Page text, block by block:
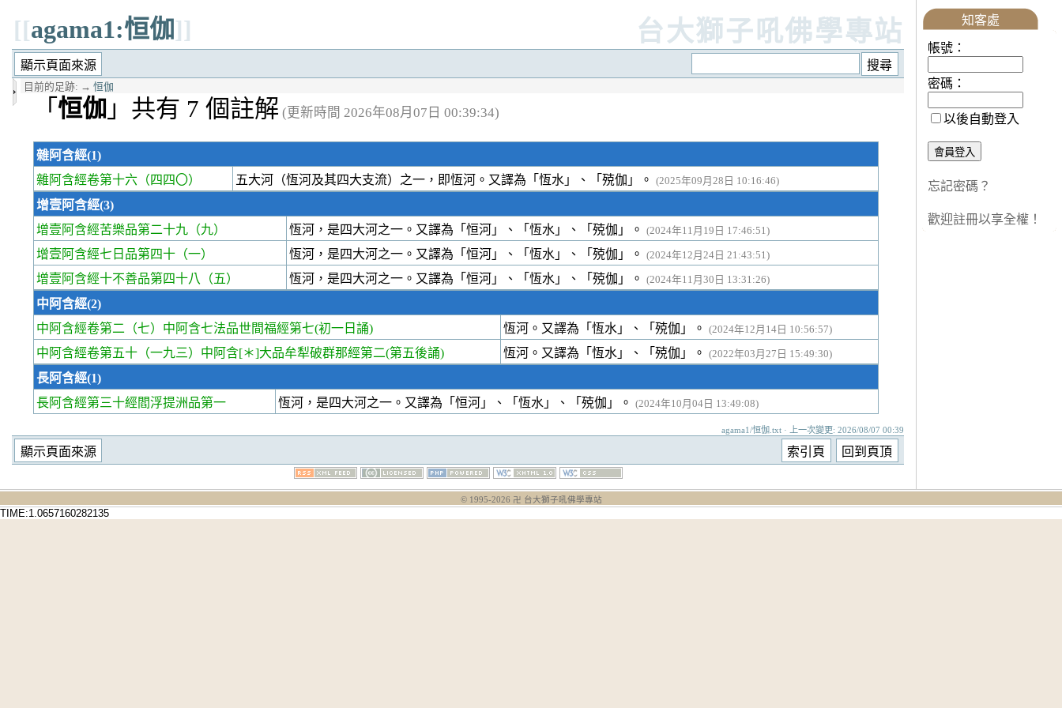
[[agama1:恒伽]] 台大獅子吼佛學專站
目前的足跡: → 恒伽
「 恒伽 」共有 7 個註解 (更新時間 2026年08月07日 00:39:34)
雜阿含經(1)
雜阿含經卷第十六 （四四〇） 五大河（恆河及其四大支流）之一，即恆河。又譯為「恆水」、「殑伽」。 (2025年09月28日 10:16:46)
增壹阿含經(3)
增壹阿含經苦樂品第二十九 （九） 恆河，是四大河之一。又譯為「恒河」、「恆水」、「殑伽」。 (2024年11月19日 17:46:51)
增壹阿含經七日品第四十 （一） 恆河，是四大河之一。又譯為「恒河」、「恆水」、「殑伽」。 (2024年12月24日 21:43:51)
增壹阿含經十不善品第四十八 （五） 恆河，是四大河之一。又譯為「恒河」、「恆水」、「殑伽」。 (2024年11月30日 13:31:26)
中阿含經(2)
中阿含經卷第二 （七）中阿含七法品世間福經第七(初一日誦) 恆河。又譯為「恆水」、「殑伽」。 (2024年12月14日 10:56:57)
中阿含經卷第五十 （一九三）中阿含[＊]大品牟犁破群那經第二(第五後誦) 恆河。又譯為「恆水」、「殑伽」。 (2022年03月27日 15:49:30)
長阿含經(1)
長阿含經第三十經閻浮提洲品第一 恆河，是四大河之一。又譯為「恒河」、「恆水」、「殑伽」。 (2024年10月04日 13:49:08)
agama1/恒伽.txt · 上一次變更: 2026/08/07 00:39
知客處
帳號：
密碼：
以後自動登入
忘記密碼？
歡迎註冊以享全權！
© 1995-2026 卍 台大獅子吼佛學專站
TIME:1.0657160282135